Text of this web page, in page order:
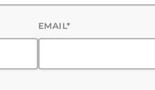
EMAIL*